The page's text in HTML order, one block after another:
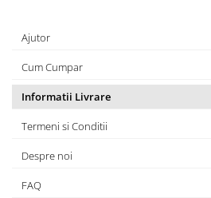
Ajutor
Cum Cumpar
Informatii Livrare
Termeni si Conditii
Despre noi
FAQ